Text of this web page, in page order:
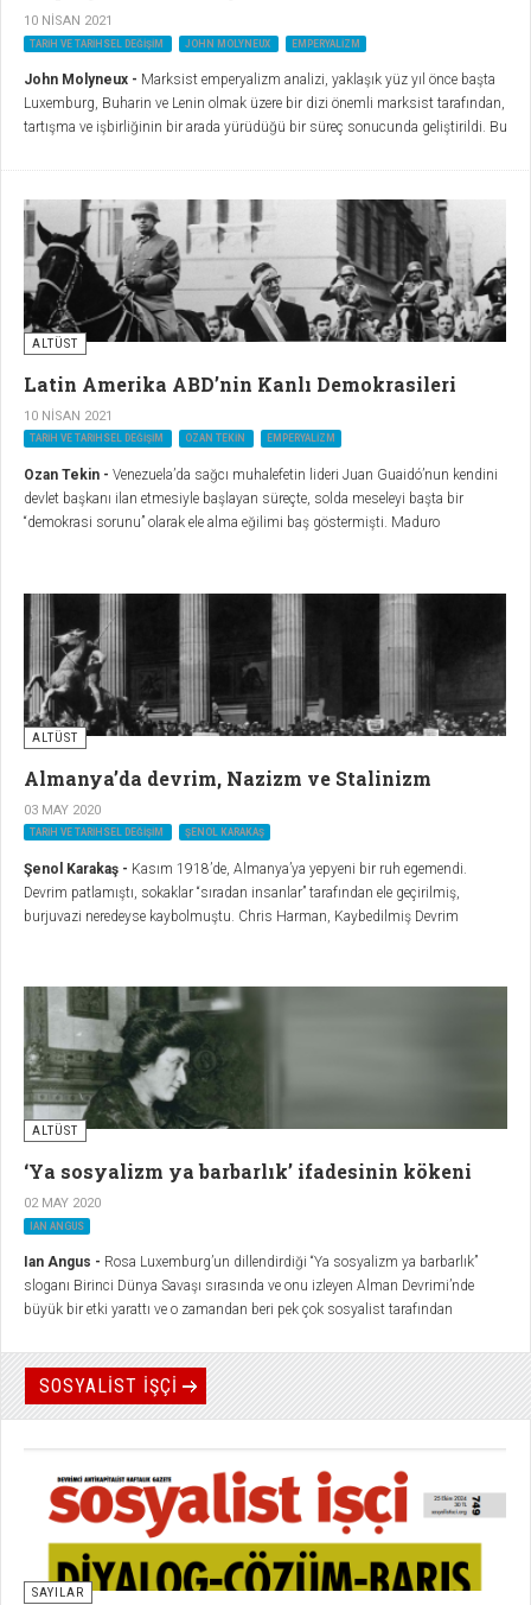
10 NISAN 2021
TARIH VE TARIHSEL DEĞIŞIM JOHN MOLYNEUX EMPERYALIZM
John Molyneux - Marksist emperyalizm analizi, yaklaşık yüz yıl önce başta
Luxemburg, Buharin ve Lenin olmak üzere bir dizi önemli marksist tarafından,
tartışma ve işbirliğinin bir arada yürüdüğü bir süreç sonucunda geliştirildi. Bu
emperyalist aşamaya ulaşmasına yol açtığını öne sürüyordu.
ALTÜST
Latin Amerika ABD’nin Kanlı Demokrasileri
10 NISAN 2021
TARIH VE TARIHSEL DEĞIŞIM OZAN TEKIN EMPERYALIZM
Ozan Tekin - Venezuela’da sağcı muhalefetin lideri Juan Guaidó’nun kendini
devlet başkanı ilan etmesiyle başlayan süreçte, solda meseleyi başta bir
“demokrasi sorunu” olarak ele alma eğilimi baş göstermişti. Maduro
ALTÜST
Almanya’da devrim, Nazizm ve Stalinizm
03 MAY 2020
TARIH VE TARIHSEL DEĞIŞIM ŞENOL KARAKAŞ
Şenol Karakaş - Kasım 1918’de, Almanya’ya yepyeni bir ruh egemendi.
Devrim patlamıştı, sokaklar “sıradan insanlar” tarafından ele geçirilmiş,
burjuvazi neredeyse kaybolmuştu. Chris Harman, Kaybedilmiş Devrim
hanımlar, sokağa çıkma cesareti gösteremiyorlardı. Sanki yer yarılmış ve
burjuvazi bir anda ortadan kaybolmuştu. Ortalıkta dolaşan yalnızca işçiler,
yani ücretli kölelerdi. Ama bu kez, silahlanmış durumdaydılar.”
ALTÜST
‘Ya sosyalizm ya barbarlık’ ifadesinin kökeni
02 MAY 2020
IAN ANGUS
Ian Angus - Rosa Luxemburg’un dillendirdiği “Ya sosyalizm ya barbarlık”
sloganı Birinci Dünya Savaşı sırasında ve onu izleyen Alman Devrimi’nde
büyük bir etki yarattı ve o zamandan beri pek çok sosyalist tarafından
SOSYALİST İŞÇİ
SAYILAR